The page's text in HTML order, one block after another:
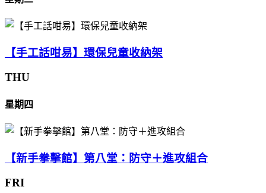
【手工話咁易】環保兒童收納架
THU
星期四
【新手拳擊館】第八堂：防守＋進攻組合
FRI